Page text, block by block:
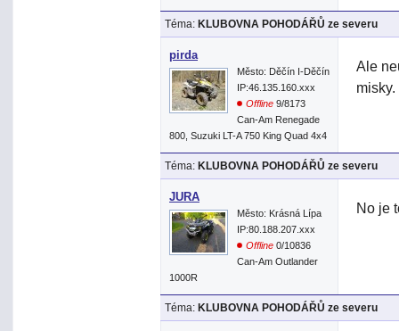
Téma: KLUBOVNA POHODÁŘŮ ze severu
pirda
Město: Děčín I-Děčín
IP:46.135.160.xxx
Offline 9/8173
Can-Am Renegade
800, Suzuki LT-A 750 King Quad 4x4
Ale
misky.
Téma: KLUBOVNA POHODÁŘŮ ze severu
JURA
Město: Krásná Lípa
IP:80.188.207.xxx
Offline 0/10836
Can-Am Outlander
1000R
No je
Téma: KLUBOVNA POHODÁŘŮ ze severu